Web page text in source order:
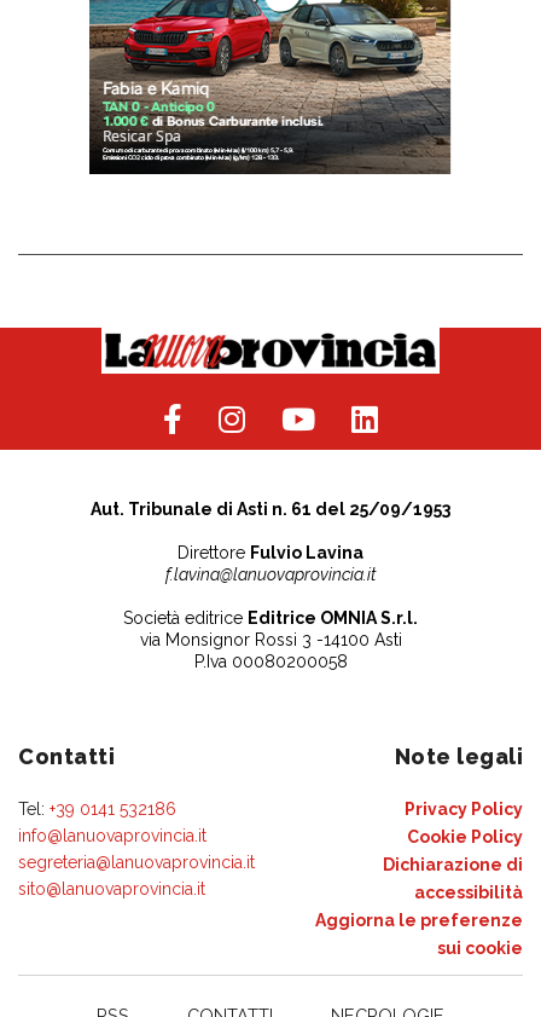
Aut. Tribunale di Asti n. 61 del 25/09/1953
Direttore Fulvio Lavina
f.lavina@lanuovaprovincia.it
Società editrice Editrice OMNIA S.r.l.
via Monsignor Rossi 3 -14100 Asti
P.Iva 00080200058
Contatti
Tel: +39 0141 532186
info@lanuovaprovincia.it
segreteria@lanuovaprovincia.it
sito@lanuovaprovincia.it
Note legali
Privacy Policy
Cookie Policy
Dichiarazione di
accessibilità
Aggiorna le preferenze
sui cookie